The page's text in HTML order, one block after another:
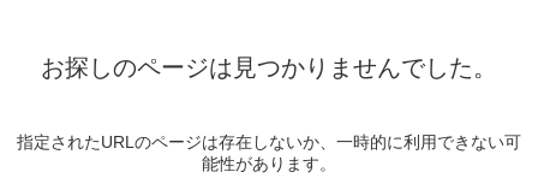
お探しのページは見つかりませんでした。
指定されたURLのページは存在しないか、一時的に利用できない可
能性があります。